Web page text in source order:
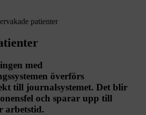
patienter
med
överförs
till journalsystemet. Det blir
och sparar upp till
arbetstid.